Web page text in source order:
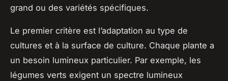
grand ou des variétés spécifiques.
Le premier critère est l’adaptation au type de
cultures et à la surface de culture. Chaque plante a
un besoin lumineux particulier. Par exemple, les
légumes verts exigent un spectre lumineux